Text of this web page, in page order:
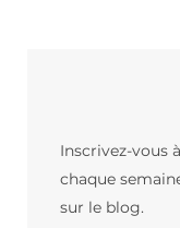
Inscrivez-vous
chaque
sur le blog.